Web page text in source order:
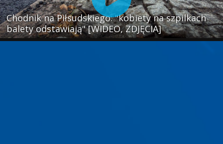
Chodnik na Piłsudskiego: "kobiety na szpilkach
balety odstawiają" [WIDEO, ZDJĘCIA]